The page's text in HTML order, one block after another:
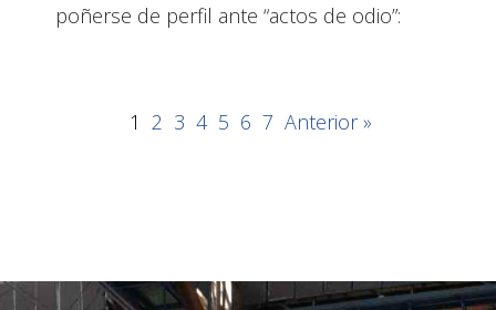
poñerse de perfil ante “actos de odio”:
1 2 3 4 5 6 7 Anterior »